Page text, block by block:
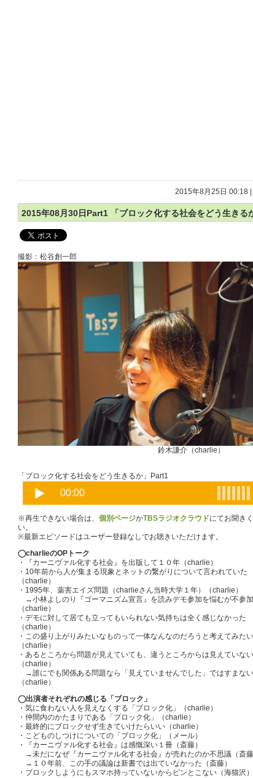
2015年8月25日 00:18
2015年08月30日Part1 「ブロック化する社会をどう生きる
撮影：松谷創一郎
鈴木謙介（charlie）
「ブロック化する社会をどう生きるか」Part1
※再生できない場合は、 個別ページかTBSラジオクラウドにてお聞き
い。
※最新エピソードはユーザー登録なしでお聴きいただけます。
◯charlieのOPトーク
・『カーニヴァル化する社会』を出版して１０年（charlie）
・10年前から人が集まる現象とネットの繋がりについて言われていた
（charlie）
・1995年、薬害エイズ問題（charlieさん当時大学１年）（charlie）
→小林よしのり『ゴーマニズム宣言』を読みデモ参加を悩むが不参加
（charlie）
・デモに対して居ても立ってもいられない気持ちは全く感じなかった
（charlie）
・この盛り上がりみたいなものって一体なんなのだろうと考えてみたい
（charlie）
・あるところから問題が見えていても、違うところからは見えていない
（charlie）
→誰にでも関係ある問題なら「見えていませんでした」ではすまない
（charlie）
◯出演者それぞれの感じる「ブロック」
・気に食わない人を見えなくする「ブロック化」（charlie）
・仲間内のかたまりである「ブロック化」（charlie）
・最終的にブロックせず生きていけたらいい（charlie）
・こどものしつけについての「ブロック化」（メール）
・『カーニヴァル化する社会』は感慨深い１冊（斎藤）
→未だになぜ『カーニヴァル化する社会』が売れたのか不思議（斎藤
→１０年前、この手の議論は新書では出ていなかった（斎藤）
・ブロックしようにもスマホ持っていないからピンとこない（海猫沢）